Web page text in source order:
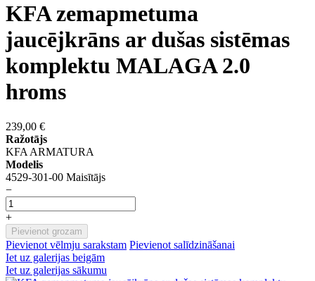
KFA zemapmetuma
jaucējkrāns ar dušas sistēmas
komplektu MALAGA 2.0
hroms
239,00 €
Ražotājs
KFA ARMATURA
Modelis
4529-301-00 Maisītājs
−
+
Pievienot grozam
Pievienot vēlmju sarakstam Pievienot salīdzināšanai
Iet uz galerijas beigām
Iet uz galerijas sākumu